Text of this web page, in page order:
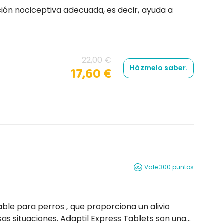
22,00 €
17,60 € Házmelo saber.
Vale 300 puntos